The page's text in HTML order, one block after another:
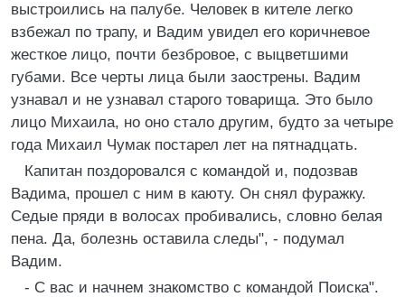
выстроились на палубе. Человек в кителе легко
взбежал по трапу, и Вадим увидел его коричневое
жесткое лицо, почти безбровое, с выцветшими
губами. Все черты лица были заострены. Вадим
узнавал и не узнавал старого товарища. Это было
лицо Михаила, но оно стало другим, будто за четыре
года Михаил Чумак постарел лет на пятнадцать.
Капитан поздоровался с командой и, подозвав
Вадима, прошел с ним в каюту. Он снял фуражку.
Седые пряди в волосах пробивались, словно белая
пена. Да, болезнь оставила следы", - подумал
Вадим.
- С вас и начнем знакомство с командой Поиска".